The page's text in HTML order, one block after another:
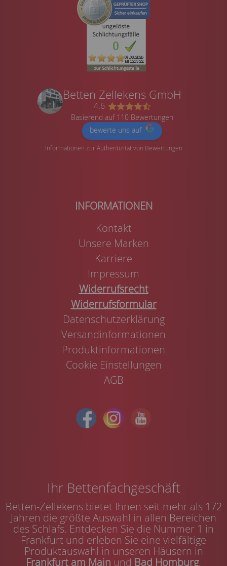
Betten Zellekens GmbH
4.6
Basierend auf 110 Bewertungen
bewerte uns auf
Informationen zur Authentizität von Bewertungen
Kontakt
Unsere Marken
Karriere
Impressum
Widerrufsrecht
Widerrufsformular
Datenschutzerklärung
Versandinformationen
Produktinformationen
Cookie Einstellungen
AGB
Ihr Bettenfachgeschäft
Betten-Zellekens bietet Ihnen seit mehr als 172
Jahren die größte Auswahl in allen Bereichen
des Schlafs. Entdecken Sie die Nummer 1 in
Frankfurt und erleben Sie eine vielfältige
Produktauswahl in unseren Häusern in
Frankfurt am Main und Bad Homburg.